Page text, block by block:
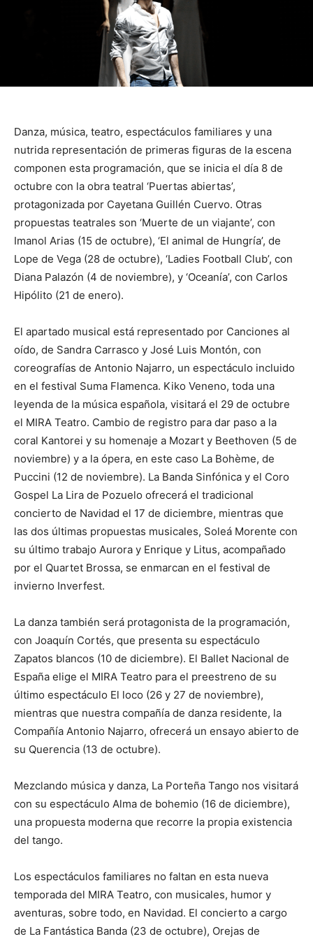
Danza, música, teatro, espectáculos familiares y una
nutrida representación de primeras figuras de la escena
componen esta programación, que se inicia el día 8 de
octubre con la obra teatral ‘Puertas abiertas’,
protagonizada por Cayetana Guillén Cuervo. Otras
propuestas teatrales son ‘Muerte de un viajante’, con
Imanol Arias (15 de octubre), ‘El animal de Hungría’, de
Lope de Vega (28 de octubre), ‘Ladies Football Club’, con
Diana Palazón (4 de noviembre), y ‘Oceanía’, con Carlos
Hipólito (21 de enero).
El apartado musical está representado por Canciones al
oído, de Sandra Carrasco y José Luis Montón, con
coreografías de Antonio Najarro, un espectáculo incluido
en el festival Suma Flamenca. Kiko Veneno, toda una
leyenda de la música española, visitará el 29 de octubre
el MIRA Teatro. Cambio de registro para dar paso a la
coral Kantorei y su homenaje a Mozart y Beethoven (5 de
noviembre) y a la ópera, en este caso La Bohème, de
Puccini (12 de noviembre). La Banda Sinfónica y el Coro
Gospel La Lira de Pozuelo ofrecerá el tradicional
concierto de Navidad el 17 de diciembre, mientras que
las dos últimas propuestas musicales, Soleá Morente con
su último trabajo Aurora y Enrique y Litus, acompañado
por el Quartet Brossa, se enmarcan en el festival de
invierno Inverfest.
La danza también será protagonista de la programación,
con Joaquín Cortés, que presenta su espectáculo
Zapatos blancos (10 de diciembre). El Ballet Nacional de
España elige el MIRA Teatro para el preestreno de su
último espectáculo El loco (26 y 27 de noviembre),
mientras que nuestra compañía de danza residente, la
Compañía Antonio Najarro, ofrecerá un ensayo abierto de
su Querencia (13 de octubre).
Mezclando música y danza, La Porteña Tango nos visitará
con su espectáculo Alma de bohemio (16 de diciembre),
una propuesta moderna que recorre la propia existencia
del tango.
Los espectáculos familiares no faltan en esta nueva
temporada del MIRA Teatro, con musicales, humor y
aventuras, sobre todo, en Navidad. El concierto a cargo
de La Fantástica Banda (23 de octubre), Orejas de